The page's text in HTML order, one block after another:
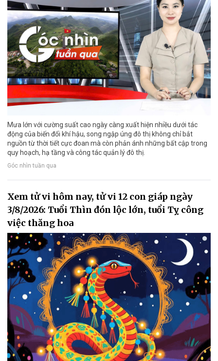
Mưa lớn với cường suất cao ngày càng xuất hiện nhiều dưới tác
động của biến đổi khí hậu, song ngập úng đô thị không chỉ bắt
nguồn từ thời tiết cực đoan mà còn phản ánh những bất cập trong
quy hoạch, hạ tầng và công tác quản lý đô thị.
Góc nhìn tuần qua
Xem tử vi hôm nay, tử vi 12 con giáp ngày
3/8/2026: Tuổi Thìn đón lộc lớn, tuổi Tỵ công
việc thăng hoa